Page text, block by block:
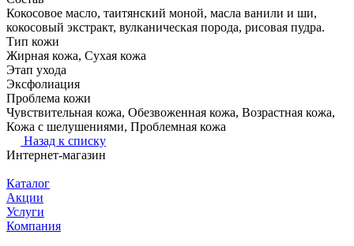
Кокосовое масло, таитянский моной, масла ванили и ши,
кокосовый экстракт, вулканическая порода, рисовая пудра.
Тип кожи
Жирная кожа, Сухая кожа
Этап ухода
Эксфолиация
Проблема кожи
Чувствительная кожа, Обезвоженная кожа, Возрастная кожа,
Кожа с шелушениями, Проблемная кожа
Назад к списку
Интернет-магазин
Каталог
Акции
Услуги
Компания